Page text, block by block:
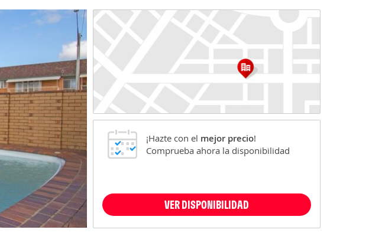
¡Hazte con el mejor precio!
Comprueba ahora la disponibilidad
VER DISPONIBILIDAD